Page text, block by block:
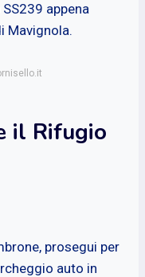
appena
Mavignola.
il Rifugio
prosegui per
auto in